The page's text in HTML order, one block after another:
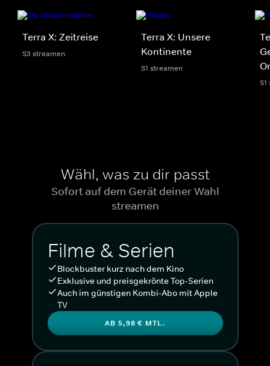
Terra X: Zeitreise
S3 streamen
Terra X: Unsere
Kontinente
S1 streamen
Wähl, was zu dir passt
Sofort auf dem Gerät deiner Wahl
streamen
Filme & Serien
Blockbuster kurz nach dem Kino
Exklusive und preisgekrönte Top-Serien
Auch im günstigen Kombi-Abo mit Apple
TV
AB 5,98 € MTL.